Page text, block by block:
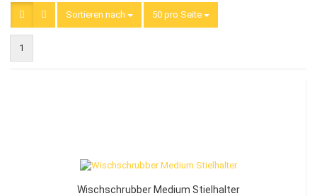
Sortieren nach
Sortieren nach 50 pro Seite
pro Seite
1
Wischschrubber Medium Stielhalter